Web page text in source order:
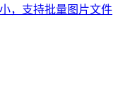
，支持批量图片文件